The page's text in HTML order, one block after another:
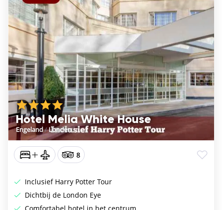
Hotel Melia White House
Engeland/Londen
8
Inclusief Harry Potter Tour
Dichtbij de London Eye